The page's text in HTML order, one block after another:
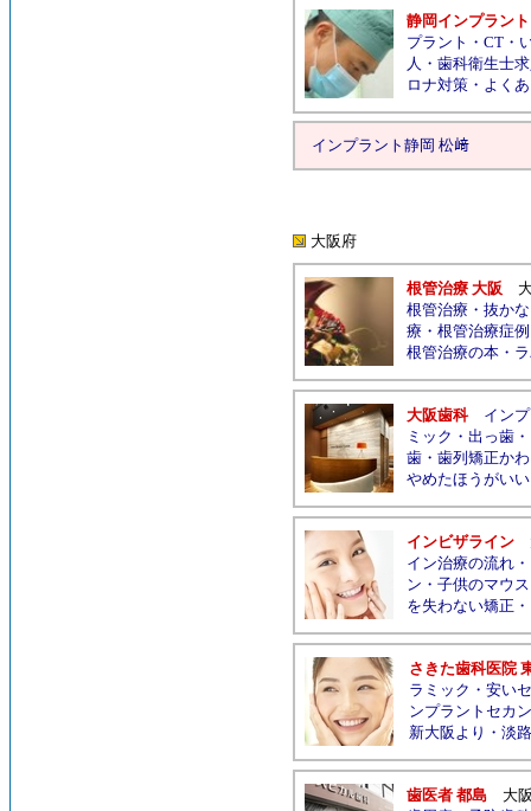
静岡インプラント
プラント ・ CT・
人 ・ 歯科衛生士
ロナ対策・ よく
インプラント静岡 松﨑
大阪府
根管治療 大阪
根管治療・ 抜か
療・ 根管治療症例
根管治療の本・
大阪歯科
イン
ミック ・ 出っ歯・
歯・ 歯列矯正か
やめたほうがい
インビザライン
イン治療の流れ・
ン ・ 子供のマウ
を失わない矯正 ・
さきた歯科医院
ラミック ・ 安い
ンプラントセカ
新大阪より ・ 淡
歯医者 都島
大